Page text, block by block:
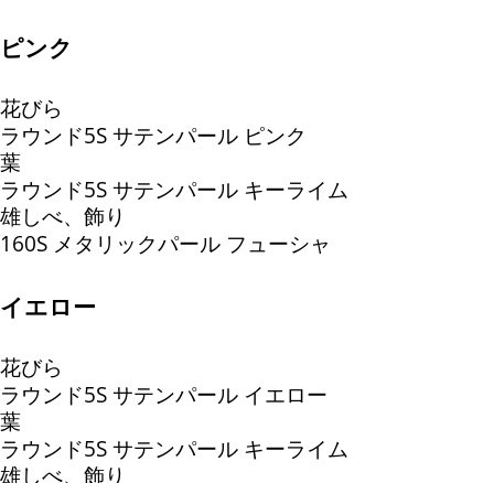
ピンク
花びら
ラウンド5S サテンパール ピンク
葉
ラウンド5S サテンパール キーライム
雄しべ、飾り
160S メタリックパール フューシャ
イエロー
花びら
ラウンド5S サテンパール イエロー
葉
ラウンド5S サテンパール キーライム
雄しべ、飾り